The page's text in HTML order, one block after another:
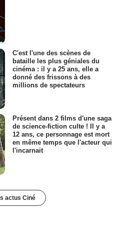
C'est l'une des scènes de
bataille les plus géniales du
cinéma : il y a 25 ans, elle a
donné des frissons à des
millions de spectateurs
Présent dans 2 films d'une saga
de science-fiction culte ! Il y a
12 ans, ce personnage est mort
en même temps que l'acteur qui
l'incarnait
actus Ciné